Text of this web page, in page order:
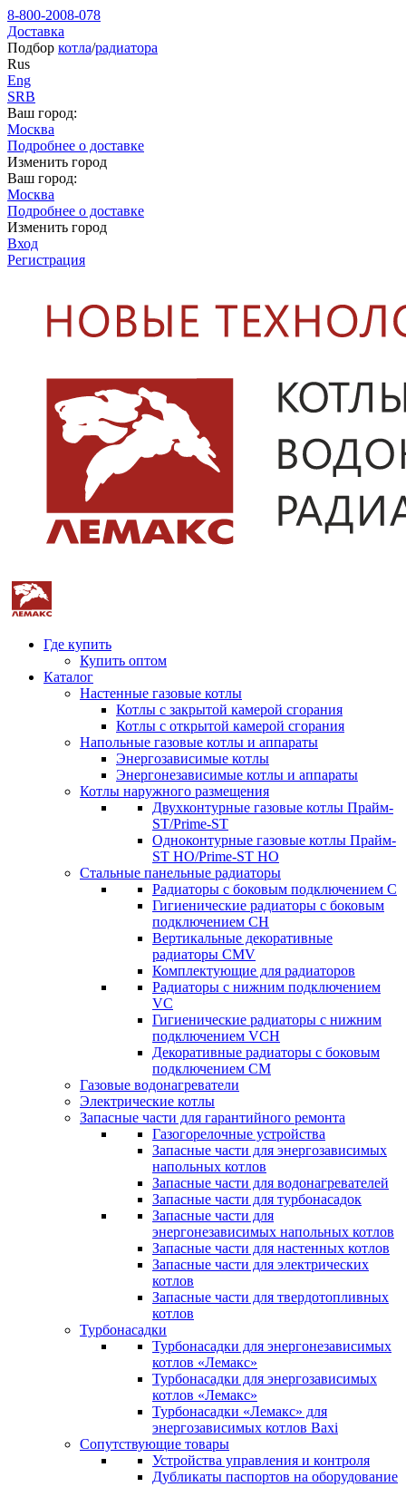
8-800-2008-078
Доставка
Подбор котла/радиатора
Rus
Eng
SRB
Ваш город:
Москва
Подробнее о доставке
Изменить город
Ваш город:
Москва
Подробнее о доставке
Изменить город
Вход
Регистрация
Где купить
Купить оптом
Каталог
Настенные газовые котлы
Котлы с закрытой камерой сгорания
Котлы с открытой камерой сгорания
Напольные газовые котлы и аппараты
Энергозависимые котлы
Энергонезависимые котлы и аппараты
Котлы наружного размещения
Двухконтурные газовые котлы Прайм-
ST/Prime-ST
Одноконтурные газовые котлы Прайм-
ST HO/Prime-ST HO
Стальные панельные радиаторы
Радиаторы c боковым подключением C
Гигиенические радиаторы c боковым
подключением CH
Вертикальные декоративные
радиаторы CMV
Комплектующие для радиаторов
Радиаторы c нижним подключением
VC
Гигиенические радиаторы c нижним
подключением VCH
Декоративные радиаторы с боковым
подключением CM
Газовые водонагреватели
Электрические котлы
Запасные части для гарантийного ремонта
Газогорелочные устройства
Запасные части для энергозависимых
напольных котлов
Запасные части для водонагревателей
Запасные части для турбонасадок
Запасные части для
энергонезависимых напольных котлов
Запасные части для настенных котлов
Запасные части для электрических
котлов
Запасные части для твердотопливных
котлов
Турбонасадки
Турбонасадки для энергонезависимых
котлов «Лемакс»
Турбонасадки для энергозависимых
котлов «Лемакс»
Турбонасадки «Лемакс» для
энергозависимых котлов Baxi
Сопутствующие товары
Устройства управления и контроля
Дубликаты паспортов на оборудование